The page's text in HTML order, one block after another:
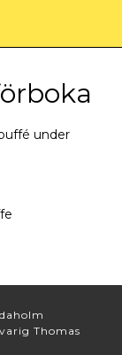
under
Thomas